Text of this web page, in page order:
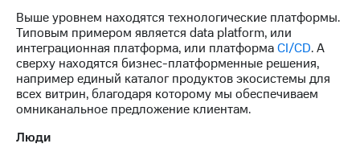
Выше уровнем находятся технологические платформы.
Типовым примером является data platform, или
интеграционная платформа, или платформаCI/CD. А
сверху находятся бизнес-платформенные решения,
например единый каталог продуктов экосистемы для
всех витрин, благодаря которому мы обеспечиваем
омниканальное предложение клиентам.
Люди